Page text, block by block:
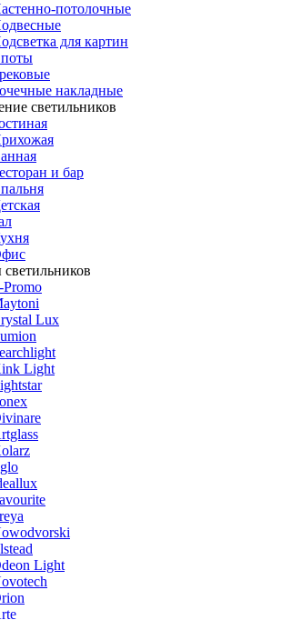
потолочные
для картин
накладные
светильников
и бар
Promo
Lux
Light
Light